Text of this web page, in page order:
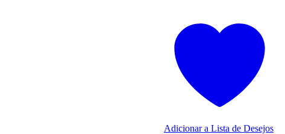
Adicionar a Lista de Desejos